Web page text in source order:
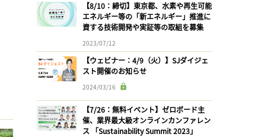
【8/10：締切】東京都、水素や再生可能
エネルギー等の「新エネルギー」推進に
資する技術開発や実証等の取組を募集
2023/07/12
【ウェビナー：4/9（火）】SJダイジェ
スト開催のお知らせ
2024/03/16
【7/26：無料イベント】ゼロボード主
催、業界最大級オンラインカンファレン
ス 「Sustainability Summit 2023」